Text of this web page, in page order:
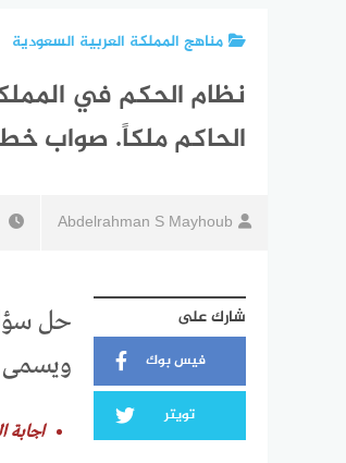
مناهج المملكة العربية السعودية
نظام الحكم في
الحاكم ملكاً. صواب
Abdelrahman S Mayhoub
شارك على
فيس بوك
تويتر
حل
ويسمى